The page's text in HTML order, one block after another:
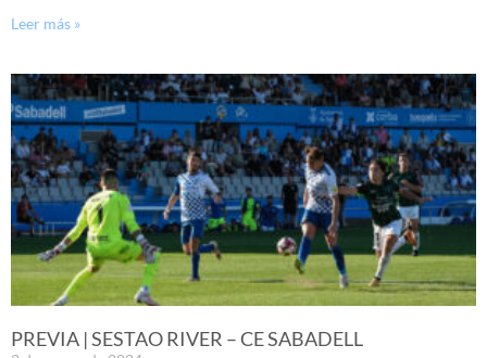
Leer más »
PREVIA | SESTAO RIVER – CE SABADELL